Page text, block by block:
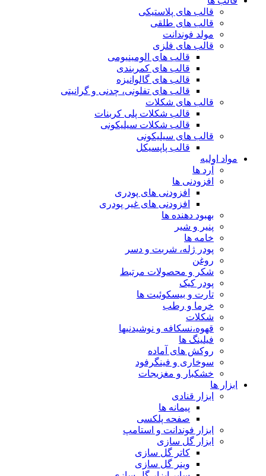
قالب های پلاستیکی
قالب های طلقی
مولد فوندانت
قالب های فلزی
قالب های الومینیومی
قالب های کمربندی
قالب های گالوانیزه
قالب های تفلونی، چدنی و گرانیتی
قالب های شکلات
قالب شکلات پلی کربنات
قالب شکلات سیلیکونی
قالب های سیلیکونی
قالب پاپسیکل
مواد اولیه
آرد ها
افزودنی ها
افزودنی های پودری
افزودنی های غیر پودری
بهبود دهنده ها
پنیر و شیر
خامه ها
پودر ژله، شربت و دسر
روغن
شکر و محصولات مرتبط
پودر کیک
تارت و بیسکوئیت ها
خرما و رطب
شکلات
قهوه،نسکافه و نوشیدنیها
فیلینگ ها
روکش های آماده
سوخاری و فینگرفود
خشکبار و مغزیجات
ابزار ها
ابزار قنادی
پیمانه ها
صفحه پلکسی
ابزار فوندانت و استامپ
ابزار گل سازی
کاتر گل سازی
وینر گل سازی